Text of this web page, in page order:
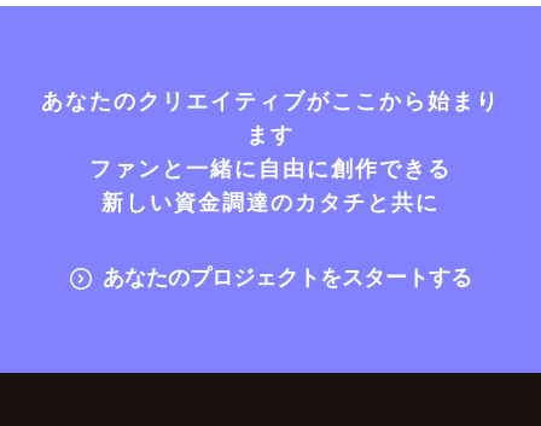
あなたのクリエイティブがここから始まり
ます
ファンと一緒に自由に創作できる
新しい資金調達のカタチと共に
あなたのプロジェクトをスタートする